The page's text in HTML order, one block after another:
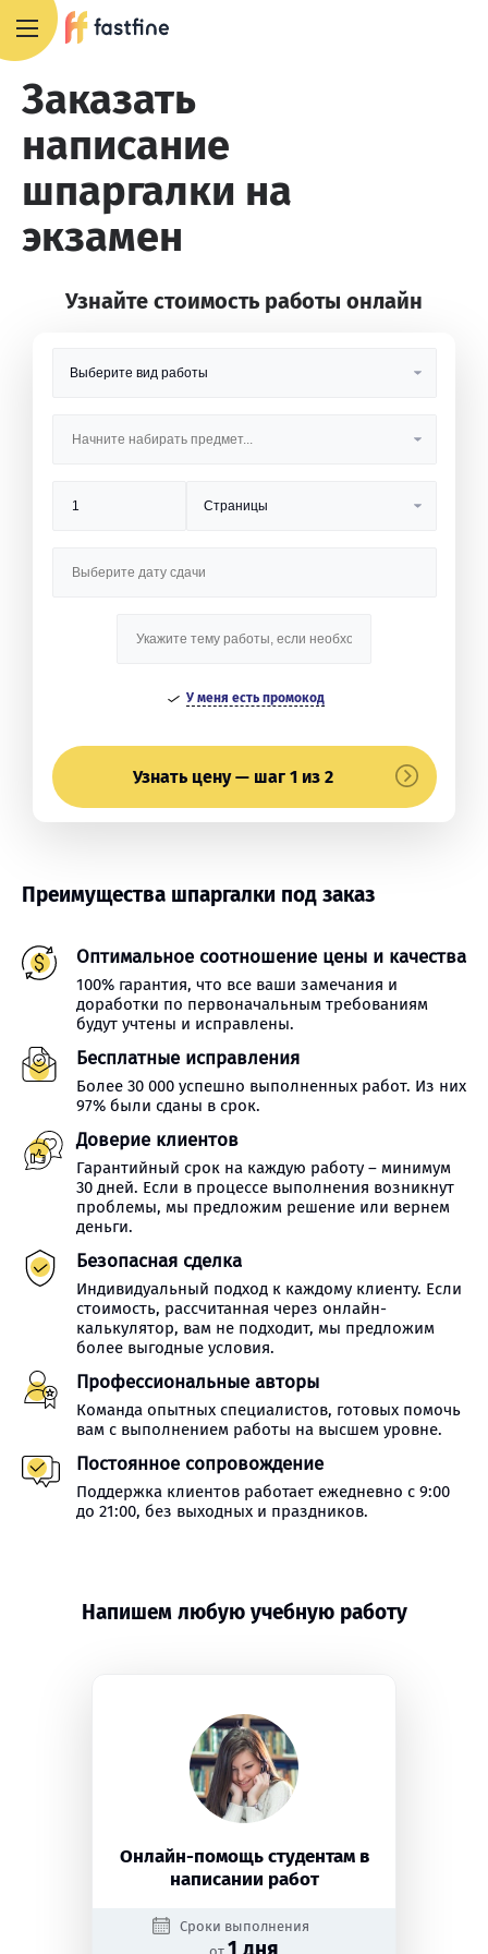
Заказать
написание
шпаргалки на
экзамен
Узнайте стоимость работы онлайн
У меня есть промокод
Узнать цену — шаг 1 из 2
Преимущества шпаргалки под заказ
Оптимальное соотношение цены и качества
100% гарантия, что все ваши замечания и
доработки по первоначальным требованиям
будут учтены и исправлены.
Бесплатные исправления
Более 30 000 успешно выполненных работ. Из них
97% были сданы в срок.
Доверие клиентов
Гарантийный срок на каждую работу – минимум
30 дней. Если в процессе выполнения возникнут
проблемы, мы предложим решение или вернем
деньги.
Безопасная сделка
Индивидуальный подход к каждому клиенту. Если
стоимость, рассчитанная через онлайн-
калькулятор, вам не подходит, мы предложим
более выгодные условия.
Профессиональные авторы
Команда опытных специалистов, готовых помочь
вам с выполнением работы на высшем уровне.
Постоянное сопровождение
Поддержка клиентов работает ежедневно с 9:00
до 21:00, без выходных и праздников.
Напишем любую учебную работу
Онлайн-помощь студентам в
написании работ
Сроки выполнения